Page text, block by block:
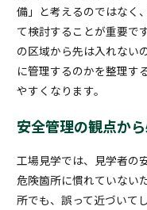
備」と考えるのではなく
て検討することが重要で
の区域から先は入れない
に管理するのかを整理す
やすくなります。
安全管理の観点か
工場見学では、見学者の
危険箇所に慣れていない
所でも、誤って近づいて